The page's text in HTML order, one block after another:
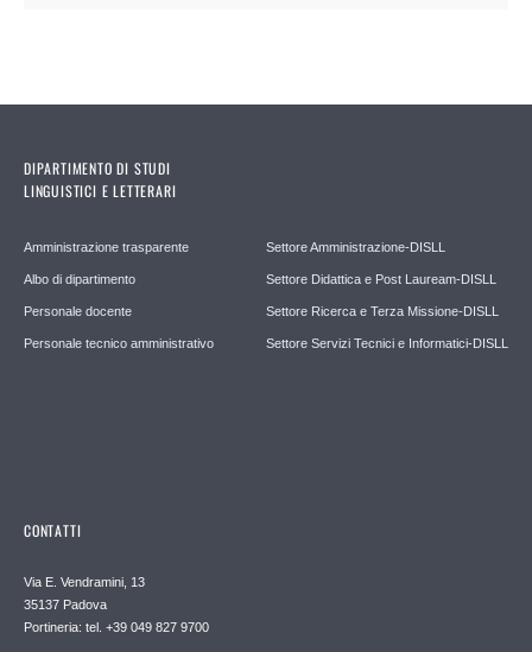
DIPARTIMENTO DI STUDI
LINGUISTICI E LETTERARI
Amministrazione trasparente
Albo di dipartimento
Personale docente
Personale tecnico amministrativo
Settore Amministrazione-DISLL
Settore Didattica e Post Lauream-DISLL
Settore Ricerca e Terza Missione-DISLL
Settore Servizi Tecnici e Informatici-DISLL
CONTATTI
Via E. Vendramini, 13
35137 Padova
Portineria: tel. +39 049 827 9700